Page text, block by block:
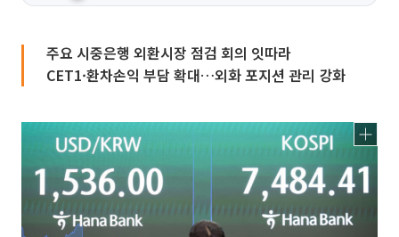
주요 시중은행 외환시장 점검 회의 잇따라
CET1·환차손익 부담 확대…외화 포지션 관리 강화